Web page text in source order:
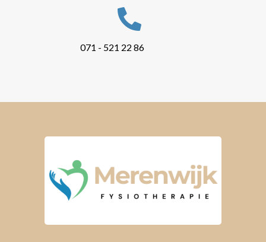

071 - 521 22 86